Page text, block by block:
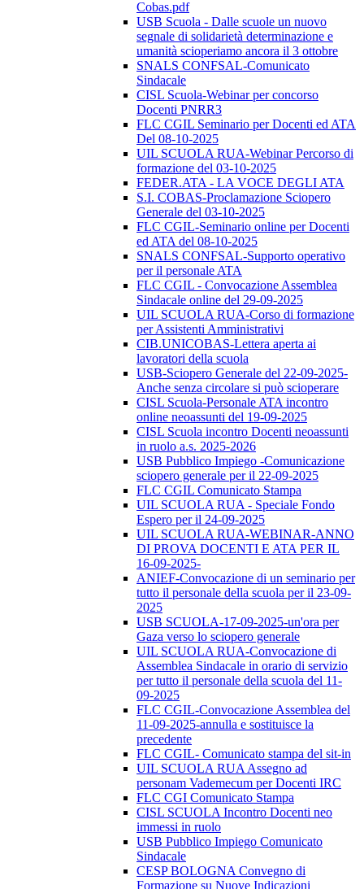
Cobas.pdf
USB Scuola - Dalle scuole un nuovo
segnale di solidarietà determinazione e
umanità scioperiamo ancora il 3 ottobre
SNALS CONFSAL-Comunicato
Sindacale
CISL Scuola-Webinar per concorso
Docenti PNRR3
FLC CGIL Seminario per Docenti ed ATA
Del 08-10-2025
UIL SCUOLA RUA-Webinar Percorso di
formazione del 03-10-2025
FEDER.ATA - LA VOCE DEGLI ATA
S.I. COBAS-Proclamazione Sciopero
Generale del 03-10-2025
FLC CGIL-Seminario online per Docenti
ed ATA del 08-10-2025
SNALS CONFSAL-Supporto operativo
per il personale ATA
FLC CGIL - Convocazione Assemblea
Sindacale online del 29-09-2025
UIL SCUOLA RUA-Corso di formazione
per Assistenti Amministrativi
CIB.UNICOBAS-Lettera aperta ai
lavoratori della scuola
USB-Sciopero Generale del 22-09-2025-
Anche senza circolare si può scioperare
CISL Scuola-Personale ATA incontro
online neoassunti del 19-09-2025
CISL Scuola incontro Docenti neoassunti
in ruolo a.s. 2025-2026
USB Pubblico Impiego -Comunicazione
sciopero generale per il 22-09-2025
FLC CGIL Comunicato Stampa
UIL SCUOLA RUA - Speciale Fondo
Espero per il 24-09-2025
UIL SCUOLA RUA-WEBINAR-ANNO
DI PROVA DOCENTI E ATA PER IL
16-09-2025-
ANIEF-Convocazione di un seminario per
tutto il personale della scuola per il 23-09-
2025
USB SCUOLA-17-09-2025-un'ora per
Gaza verso lo sciopero generale
UIL SCUOLA RUA-Convocazione di
Assemblea Sindacale in orario di servizio
per tutto il personale della scuola del 11-
09-2025
FLC CGIL-Convocazione Assemblea del
11-09-2025-annulla e sostituisce la
precedente
FLC CGIL- Comunicato stampa del sit-in
UIL SCUOLA RUA Assegno ad
personam Vademecum per Docenti IRC
FLC CGI Comunicato Stampa
CISL SCUOLA Incontro Docenti neo
immessi in ruolo
USB Pubblico Impiego Comunicato
Sindacale
CESP BOLOGNA Convegno di
Formazione su Nuove Indicazioni